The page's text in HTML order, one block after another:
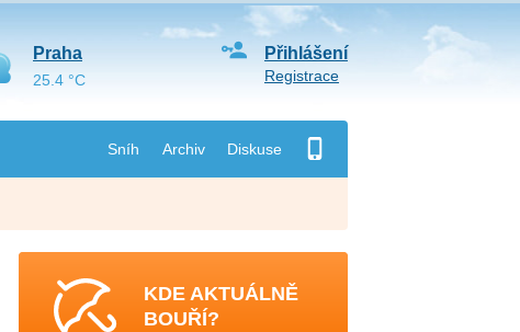
Sníh Archiv Diskuse
Přihlášení
Registrace
Praha
25.4 °C
KDE AKTUÁLNĚ
BOUŘÍ?